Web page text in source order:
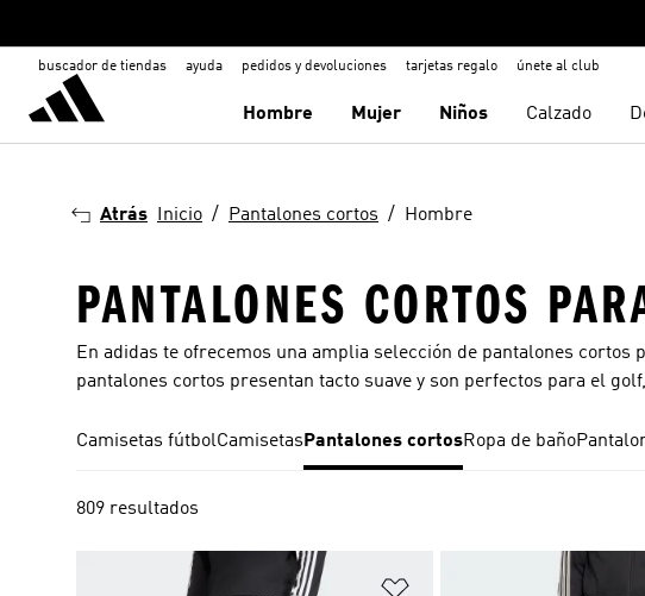
buscador de tiendas ayuda pedidos y devoluciones tarjetas regalo únete al club
Hombre Mujer Niños Calzado
Atrás Inicio Pantalones cortos Hombre
PANTALONES CORTOS
En adidas te ofrecemos una amplia selección de pantalones cortos
pantalones cortos presentan tacto suave y son perfectos para el
Camisetas fútbolCamisetas Pantalones cortosRopa de baño
809 resultados
Añadir a la lista de deseos